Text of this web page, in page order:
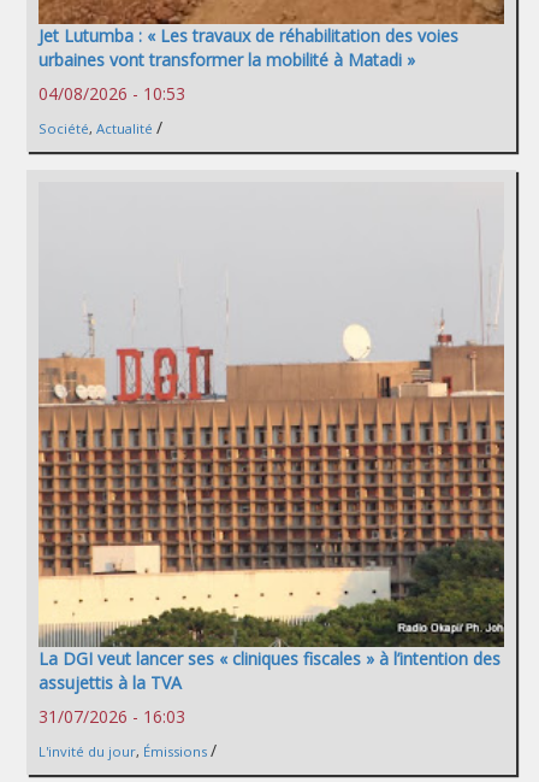
Jet Lutumba : « Les travaux de réhabilitation des voies
urbaines vont transformer la mobilité à Matadi »
04/08/2026 - 10:53
Société, Actualité /
La DGI veut lancer ses « cliniques fiscales » à l’intention des
assujettis à la TVA
31/07/2026 - 16:03
L'invité du jour, Émissions /